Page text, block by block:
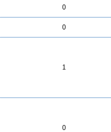
0
0
1
0